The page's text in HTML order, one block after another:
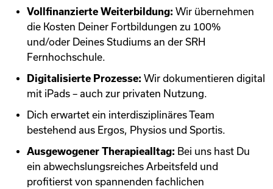
Vollfinanzierte Weiterbildung: Wir übernehmen
die Kosten Deiner Fortbildungen zu 100%
und/oder Deines Studiums an der SRH
Fernhochschule.
Digitalisierte Prozesse: Wir dokumentieren digital
mit iPads – auch zur privaten Nutzung.
Dich erwartet ein interdisziplinäres Team
bestehend aus Ergos, Physios und Sportis.
Ausgewogener Therapiealltag: Bei uns hast Du
ein abwechslungsreiches Arbeitsfeld und
profitierst von spannenden fachlichen